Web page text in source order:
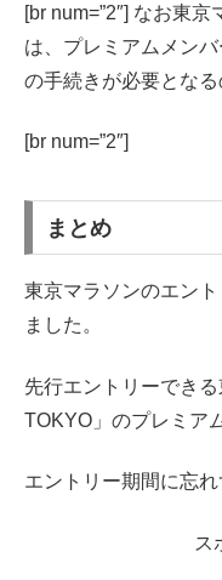
[br num=”2″] なお東
は、プレミアムメン
の手続きが必要となる
[br num=”2″]
まとめ
東京マラソンのエン
ました。
先行エントリーでき
TOKYO」のプレミア
エントリー期間に忘
ス